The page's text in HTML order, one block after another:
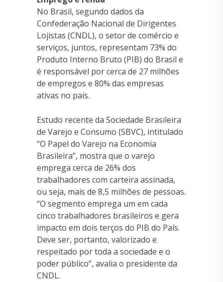
No Brasil, segundo dados da
Confederação Nacional de Dirigentes
Lojistas (CNDL), o setor de comércio e
serviços, juntos, representam 73% do
Produto Interno Bruto (PIB) do Brasil e
é responsável por cerca de 27 milhões
de empregos e 80% das empresas
ativas no país.
Estudo recente da Sociedade Brasileira
de Varejo e Consumo (SBVC), intitulado
“O Papel do Varejo na Economia
Brasileira”, mostra que o varejo
emprega cerca de 26% dos
trabalhadores com carteira assinada,
ou seja, mais de 8,5 milhões de pessoas.
“O segmento emprega um em cada
cinco trabalhadores brasileiros e gera
impacto em dois terços do PIB do País.
Deve ser, portanto, valorizado e
respeitado por toda a sociedade e o
poder público”, avalia o presidente da
CNDL.